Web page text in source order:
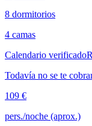
8 dormitorios
4 camas
Calendario verificado
Todavía no se te
109 €
pers./noche (aprox.)